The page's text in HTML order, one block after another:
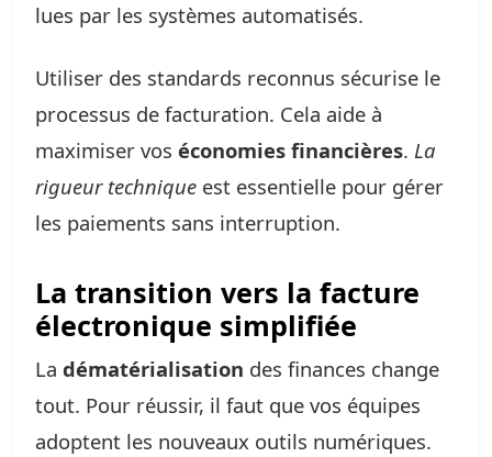
lues par les systèmes automatisés.
Utiliser des standards reconnus sécurise le
processus de facturation. Cela aide à
maximiser vos économies financières. La
rigueur technique est essentielle pour gérer
les paiements sans interruption.
La transition vers la facture
électronique simplifiée
La dématérialisation des finances change
tout. Pour réussir, il faut que vos équipes
adoptent les nouveaux outils numériques.